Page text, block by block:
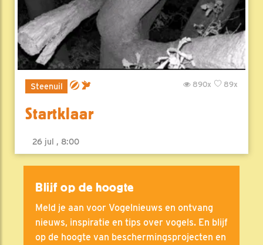
Steenuil 89x
890x
Startklaar
26 jul , 8:00
Blijf op de hoogte
Meld je aan voor Vogelnieuws en ontvang
nieuws, inspiratie en tips over vogels. En blijf
op de hoogte van beschermingsprojecten en